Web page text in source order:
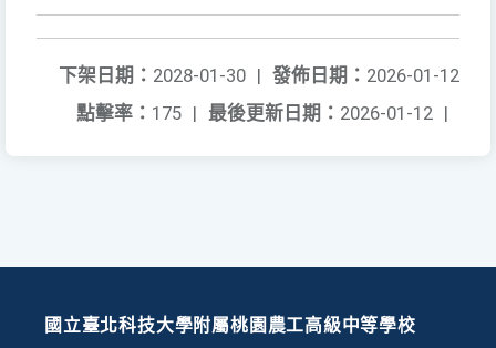
發佈日期： 2026-01-12
下架日期： 2028-01-30 |
最後更新日期： 2026-01-12 |
點擊率： 175 |
國立臺北科技大學附屬桃園農工高級中等學校